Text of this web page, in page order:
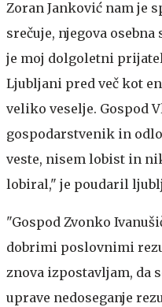
Zoran Janković nam je
srečuje, njegova
je moj dolgoletni
Ljubljani pred več kot
veliko veselje. Gospod
gospodarstvenik in
veste, nisem lobist in
lobiral," je poudaril
"Gospod Zvonko
dobrimi poslovnimi
znova izpostavljam, da
uprave nedoseganje